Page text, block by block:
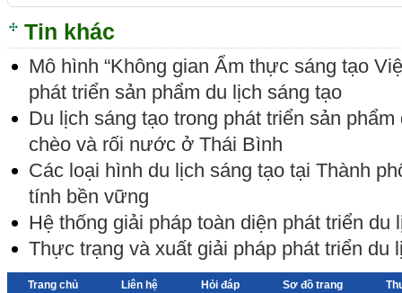
Tin khác
Mô hình “Không gian Ẩm thực sáng tạo
phát triển sản phẩm du lịch sáng tạo
Du lịch sáng tạo trong phát triển sản
chèo và rối nước ở Thái Bình
Các loại hình du lịch sáng tạo tại Thành
tính bền vững
Hệ thống giải pháp toàn diện phát triển du
Thực trạng và xuất giải pháp phát triển du
Trang chủ Liên hệ Hỏi đáp Sơ đồ trang